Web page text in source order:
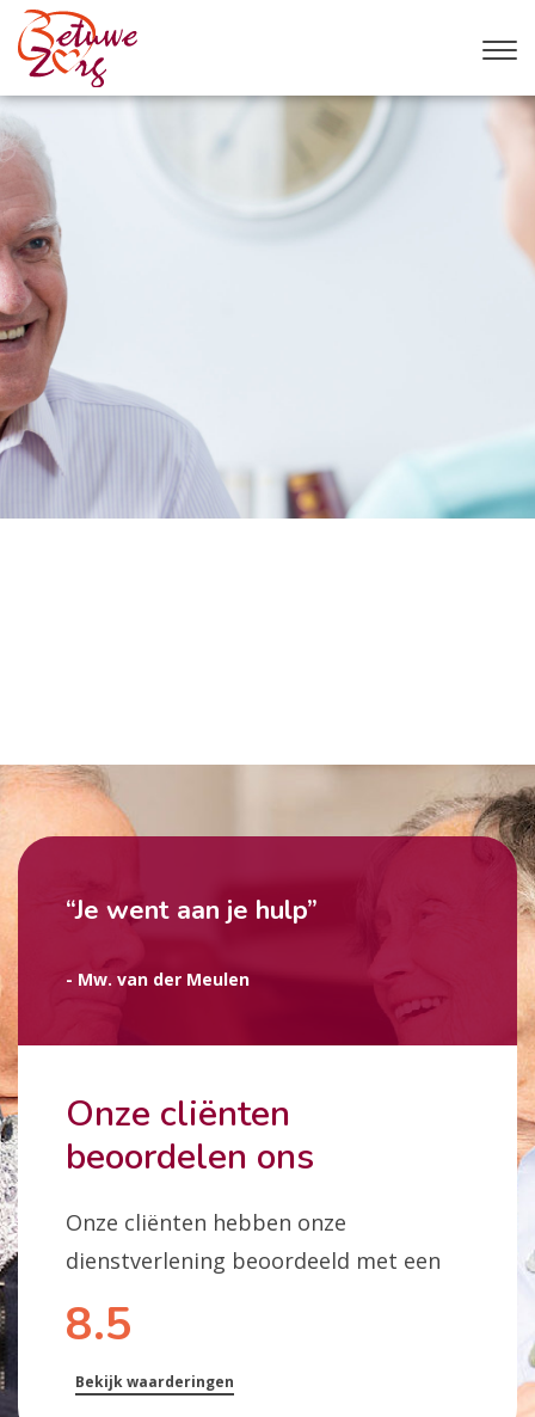
Onze cliënten
beoordelen ons
Onze cliënten hebben onze
dienstverlening beoordeeld met een
8.5
Bekijk waarderingen
“Je went aan je hulp”
- Mw. van der Meulen